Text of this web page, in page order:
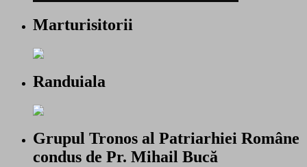
Marturisitorii
Randuiala
Grupul Tronos al Patriarhiei Române
condus de Pr. Mihail Bucă